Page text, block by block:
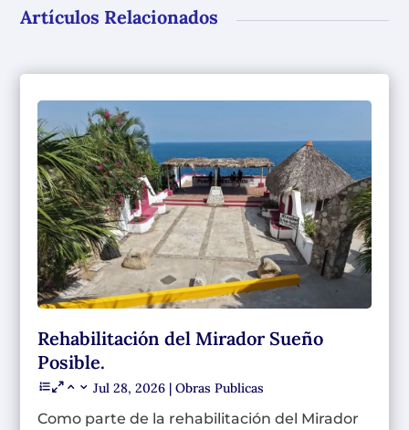
Artículos Relacionados
Rehabilitación del Mirador Sueño
Posible.
Jul 28, 2026 |Obras Publicas
Como parte de la rehabilitación del Mirador